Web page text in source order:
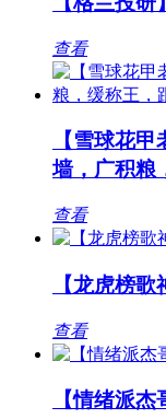
查看
【雪球花
墙，广积粮
查看
【龙虎榜
查看
【情绪派